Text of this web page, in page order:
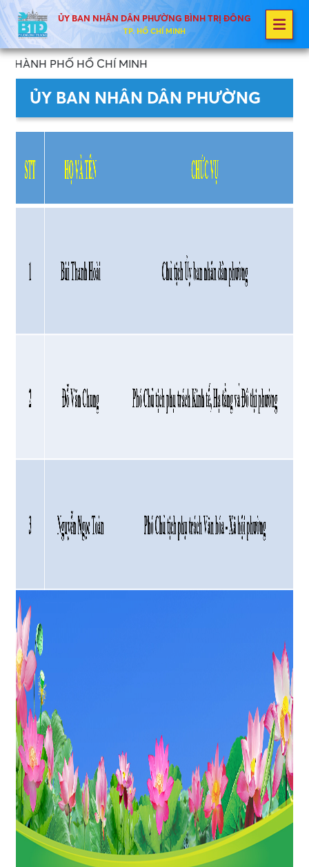
ỦY BAN NHÂN DÂN PHƯỜNG BÌNH TRỊ ĐÔNG
TP. HỒ CHÍ MINH
PHỐ HỒ CHÍ MINH
ỦY BAN NHÂN DÂN PHƯỜNG